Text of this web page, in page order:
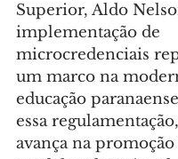
Superior, Aldo
implementação de
microcredenciais
um marco na
educação
essa
avança na